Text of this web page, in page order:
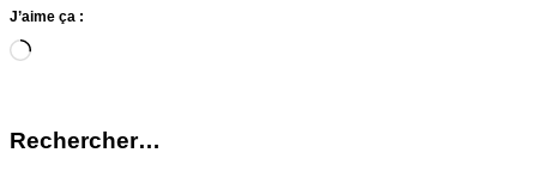
J’aime ça :
Chargement…
Rechercher…